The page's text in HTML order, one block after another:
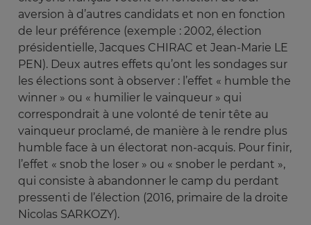
aversion à d’autres candidats et non en fonction
de leur préférence (exemple : 2002, élection
présidentielle, Jacques CHIRAC et Jean-Marie LE
PEN). Deux autres effets qu’ont les sondages sur
les élections sont à observer : l’effet « humble the
winner » ou « humilier le vainqueur » qui
correspondrait à une volonté de tenir tête au
vainqueur proclamé, de manière à le rendre plus
humble face à un électorat non-acquis. Pour finir,
l’effet « snob the loser » ou « snober le perdant »,
qui consiste à abandonner le camp du perdant
pressenti de l’élection (2016, primaire de la droite
Nicolas SARKOZY).